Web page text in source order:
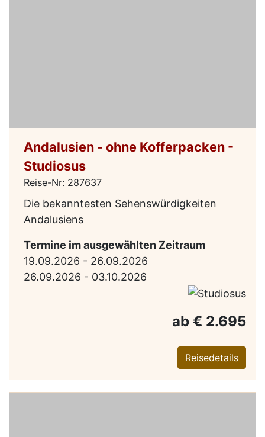
Andalusien - ohne Kofferpacken -
Studiosus
Reise-Nr: 287637
Die bekanntesten Sehenswürdigkeiten
Andalusiens
Termine im ausgewählten Zeitraum
19.09.2026 - 26.09.2026
26.09.2026 - 03.10.2026
ab € 2.695
Reisedetails